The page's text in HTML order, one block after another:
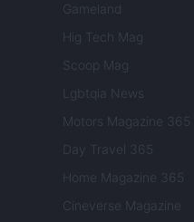
Gameland
Hig Tech Mag
Scoop Mag
Lgbtqia News
Motors Magazine 365
Day Travel 365
Home Magazine 365
Cineverse Magazine